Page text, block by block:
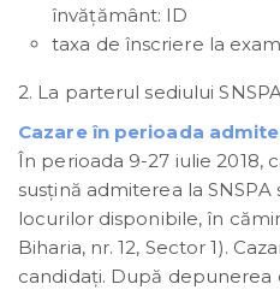
învăţământ: ID
taxa de înscriere la
2. La parterul sediului
Cazare în perioada
În perioada 9-27 iulie 2018,
susţină admiterea la
locurilor disponibile, în
Biharia, nr. 12, Sector 1).
candidaţi. După depunerea